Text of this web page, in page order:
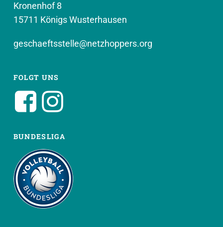
Kronenhof 8
15711 Königs Wusterhausen
geschaeftsstelle@netzhoppers.org
FOLGT UNS
BUNDESLIGA